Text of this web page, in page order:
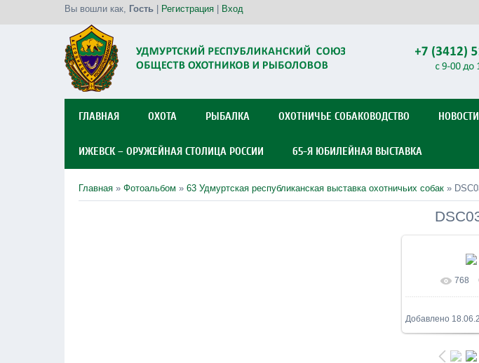
Вы вошли как, Гость Регистрация Вход
ГЛАВНАЯ ОХОТА РЫБАЛКА ОХОТНИЧЬЕ СОБАКОВОДСТВО НОВОСТИ
ИЖЕВСК – ОРУЖЕЙНАЯ СТОЛИЦА РОССИИ 65-Я ЮБИЛЕЙНАЯ ВЫСТАВКА
Главная » Фотоальбом » 63 Удмуртская республиканская выставка охотничьих собак »
В
800x600/
768
Добавлено